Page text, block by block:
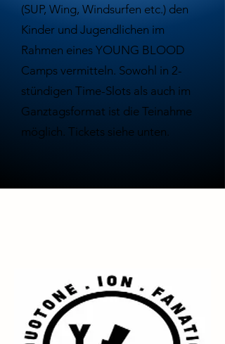
(SUP, Wing, Windsurfen etc.) den
Kinder und Jugendlichen im
Rahmen eines YOUNG BLOOD
Camps vermitteln. Sowohl in 2-
stündigen Time-Slots als auch im
Ganztagsformat ist die Teinahme
möglich. Tickets siehe unten.